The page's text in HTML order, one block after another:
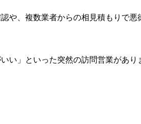
、複数業者からの相見積もりで悪
い」といった突然の訪問営業があ